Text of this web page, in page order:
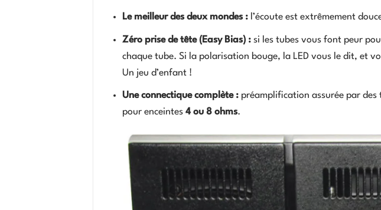
Le meilleur des deux mondes : l’écoute est extrêmement
Zéro prise de tête (Easy Bias) : si les tubes vous font peur
chaque tube. Si la polarisation bouge, la LED vous le dit, et
Un jeu d’enfant !
Une connectique complète : préamplification assurée par des
pour enceintes4 ou 8 ohms.